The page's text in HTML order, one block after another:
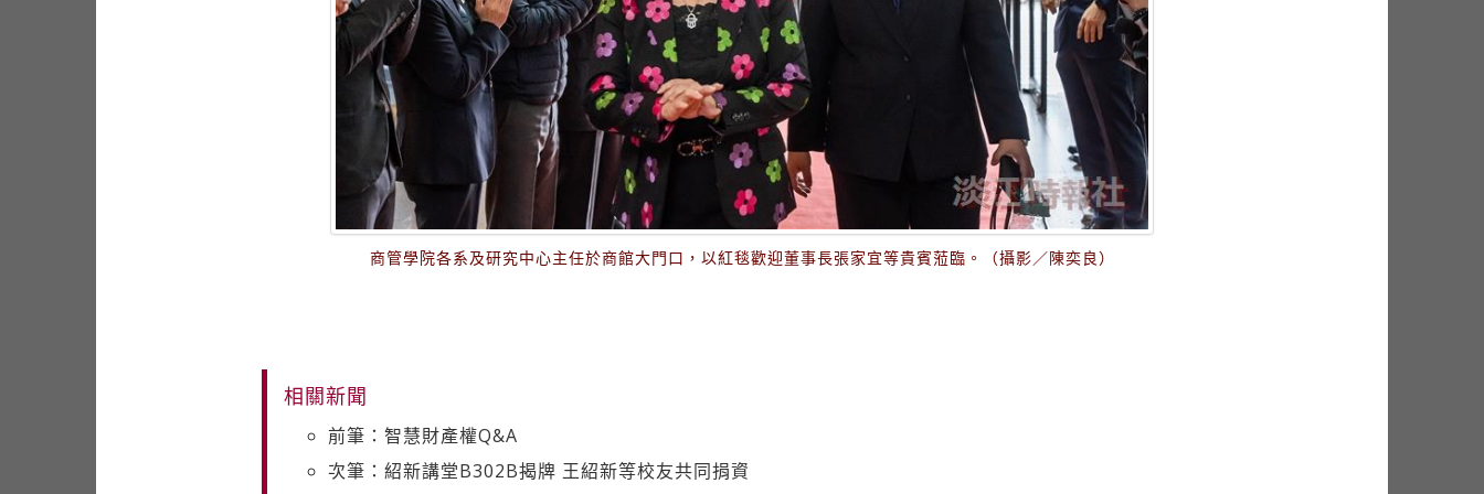
商管學院各系及研究中心主任於商館大門口，以紅毯歡迎董事長張家宜等貴賓蒞臨。（攝影／陳奕良）
相關新聞
前筆：智慧財產權Q&A
次筆：紹新講堂B302B揭牌 王紹新等校友共同捐資